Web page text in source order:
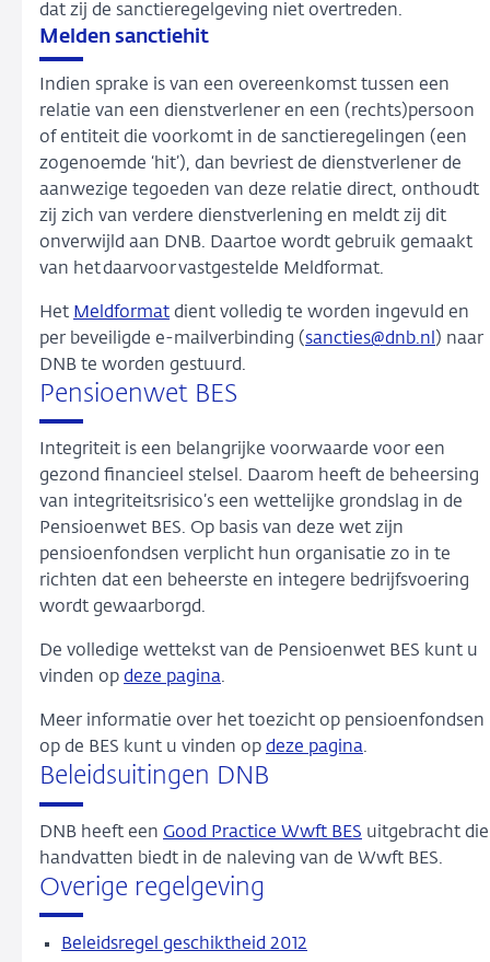
dat zij de sanctieregelgeving niet overtreden.
Melden sanctiehit
Indien sprake is van een overeenkomst tussen een
relatie van een dienstverlener en een (rechts)persoon
of entiteit die voorkomt in de sanctieregelingen (een
zogenoemde ‘hit’), dan bevriest de dienstverlener de
aanwezige tegoeden van deze relatie direct, onthoudt
zij zich van verdere dienstverlening en meldt zij dit
onverwijld aan DNB. Daartoe wordt gebruik gemaakt
van het daarvoor vastgestelde Meldformat.
Het Meldformat dient volledig te worden ingevuld en
per beveiligde e-mailverbinding (sancties@dnb.nl ) naar
DNB te worden gestuurd.
Pensioenwet BES
Integriteit is een belangrijke voorwaarde voor een
gezond financieel stelsel. Daarom heeft de beheersing
van integriteitsrisico’s een wettelijke grondslag in de
Pensioenwet BES. Op basis van deze wet zijn
pensioenfondsen verplicht hun organisatie zo in te
richten dat een beheerste en integere bedrijfsvoering
wordt gewaarborgd.
De volledige wettekst van de Pensioenwet BES kunt u
vinden op deze pagina.
Meer informatie over het toezicht op pensioenfondsen
op de BES kunt u vinden op deze pagina.
Beleidsuitingen DNB
DNB heeft een Good Practice Wwft BES uitgebracht die
handvatten biedt in de naleving van de Wwft BES.
Overige regelgeving
Beleidsregel geschiktheid 2012